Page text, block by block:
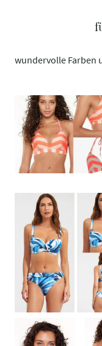
wundervolle Farben